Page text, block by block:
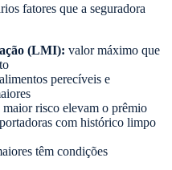
fatores que a seguradora
(LMI): valor máximo que
perecíveis e
maior risco elevam o prêmio
com histórico limpo
têm condições